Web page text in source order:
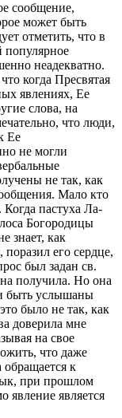
сообщение,
может быть
отметить, что в
неадекватно.
когда Пресвятая
явлениях, Ее
слова, на
что люди,
Ее
не могли
не так, как
Мало кто
пастуха Ла-
Богородицы
знает, как
поразил его сердце,
был задан св.
получила. Но она
быть услышаны
было не так, как
доверила мне
на свое
что даже
обращается к
при прошлом
явление является